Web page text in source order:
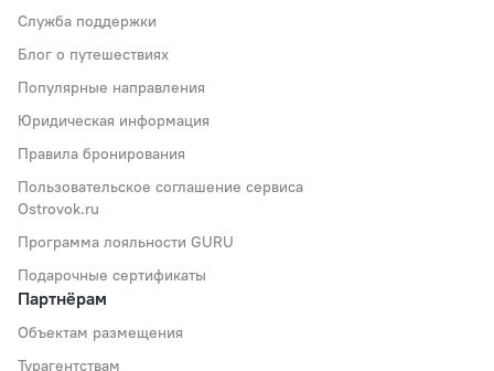
Служба поддержки
Блог о путешествиях
Популярные направления
Юридическая информация
Правила бронирования
Пользовательское соглашение сервиса
Ostrovok.ru
Программа лояльности GURU
Подарочные сертификаты
Партнёрам
Объектам размещения
Турагентствам